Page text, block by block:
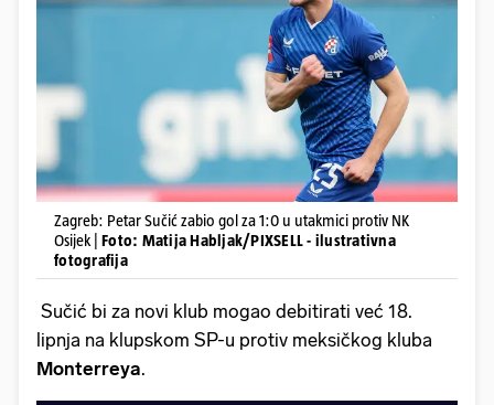
Zagreb: Petar Sučić zabio gol za 1:0 u utakmici protiv NK
Osijek | Foto: Matija Habljak/PIXSELL - ilustrativna
fotografija
Sučić bi za novi klub mogao debitirati već 18.
lipnja na klupskom SP-u protiv meksičkog kluba
Monterreya.